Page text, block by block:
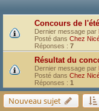
Concours de
Dernier message par
Posté dans Chez
Réponses : 7
Résultat du
Dernier message par
Posté dans Chez
Réponses : 1
Nouveau sujet